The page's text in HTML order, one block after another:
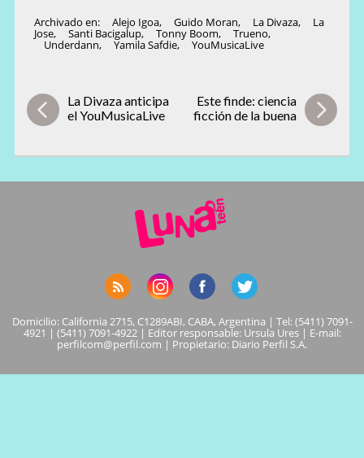
Archivado en: Alejo Igoa, Guido Moran, La Divaza, La
Jose, Santi Bacigalup, Tonny Boom, Trueno,
Underdann, Yamila Safdie, YouMusicaLive
La Divaza anticipa
el YouMusicaLive
Este finde: ciencia
ficción de la buena
Domicilio: California 2715, C1289ABI, CABA, Argentina | Tel: (5411) 7091-
4921 | (5411) 7091-4922 | Editor responsable: Ursula Ures | E-mail:
perfilcom@perfil.com | Propietario: Diario Perfil S.A.